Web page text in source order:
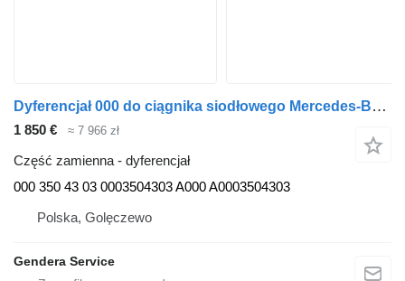
Dyferencjał 000 do ciągnika siodłowego Mercedes-Benz Actros MP4 Atego Antos
1 850 € ≈ 7 966 zł
Część zamienna - dyferencjał
000 350 43 03 0003504303 A000 A0003504303
Polska, Golęczewo
Gendera Service